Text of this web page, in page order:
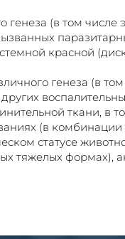
генеза (в том
красной
генеза (в
ткани, в
(в
статусе
тяжелых